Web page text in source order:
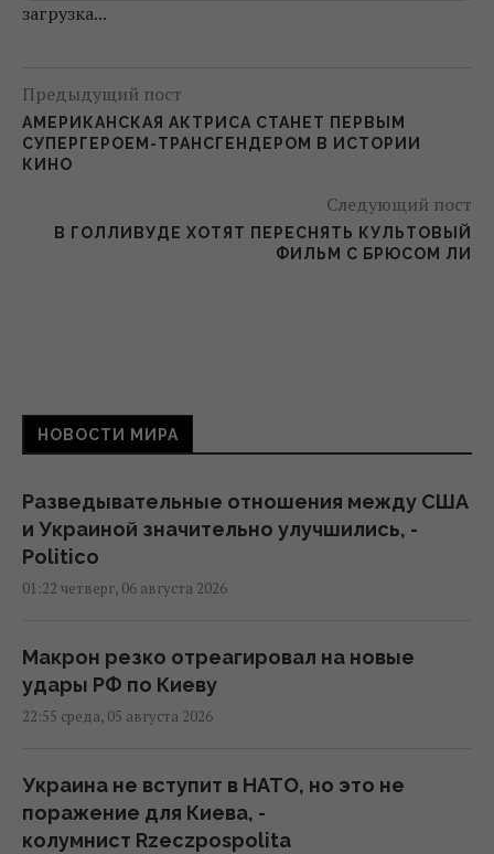
загрузка...
Предыдущий пост
АМЕРИКАНСКАЯ АКТРИСА СТАНЕТ ПЕРВЫМ
СУПЕРГЕРОЕМ-ТРАНСГЕНДЕРОМ В ИСТОРИИ
КИНО
Следующий пост
В ГОЛЛИВУДЕ ХОТЯТ ПЕРЕСНЯТЬ КУЛЬТОВЫЙ
ФИЛЬМ С БРЮСОМ ЛИ
НОВОСТИ МИРА
Разведывательные отношения между США
и Украиной значительно улучшились, -
Politico
01:22 четверг, 06 августа 2026
Макрон резко отреагировал на новые
удары РФ по Киеву
22:55 среда, 05 августа 2026
Украина не вступит в НАТО, но это не
поражение для Киева, -
колумнист Rzeczpospolita